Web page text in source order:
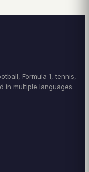
Formula 1, tennis,
in multiple languages.